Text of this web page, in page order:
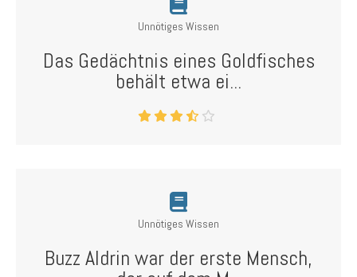
Unnötiges Wissen
Das Gedächtnis eines Goldfisches
behält etwa ei...
Unnötiges Wissen
Buzz Aldrin war der erste Mensch,